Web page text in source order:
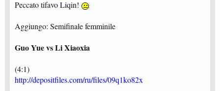
Peccato tifavo Liqin!
Aggiungo: Semifinale femminile
Guo Yue vs Li Xiaoxia
(4:1)
http://depositfiles.com/ru/files/09q1ko82x